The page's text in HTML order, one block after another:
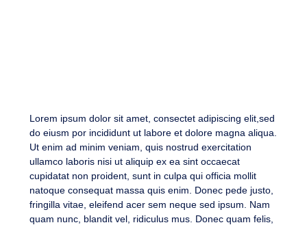
Lorem ipsum dolor sit amet, consectet adipiscing elit,sed
do eiusm por incididunt ut labore et dolore magna aliqua.
Ut enim ad minim veniam, quis nostrud exercitation
ullamco laboris nisi ut aliquip ex ea sint occaecat
cupidatat non proident, sunt in culpa qui officia mollit
natoque consequat massa quis enim. Donec pede justo,
fringilla vitae, eleifend acer sem neque sed ipsum. Nam
quam nunc, blandit vel, ridiculus mus. Donec quam felis,